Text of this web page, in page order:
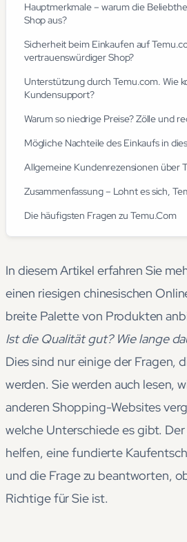
Hauptmerkmale – warum die
Shop aus?
Sicherheit beim Einkaufen auf
vertrauenswürdiger Shop?
Unterstützung durch Temu.com. Wie
Kundensupport?
Warum so niedrige Preise? Zölle und
Mögliche Nachteile des Einkaufs in
Allgemeine Kundenrezensionen über
Zusammenfassung – Lohnt es sich,
Die häufigsten Fragen zu Temu.Com
In diesem Artikel erfahren Sie
einen riesigen chinesischen
breite Palette von Produkten
Ist die Qualität gut? Wie lange
Dies sind nur einige der Fragen,
werden. Sie werden auch lesen,
anderen Shopping-Websites
welche Unterschiede es gibt.
helfen, eine fundierte
und die Frage zu beantworten,
Richtige für Sie ist.